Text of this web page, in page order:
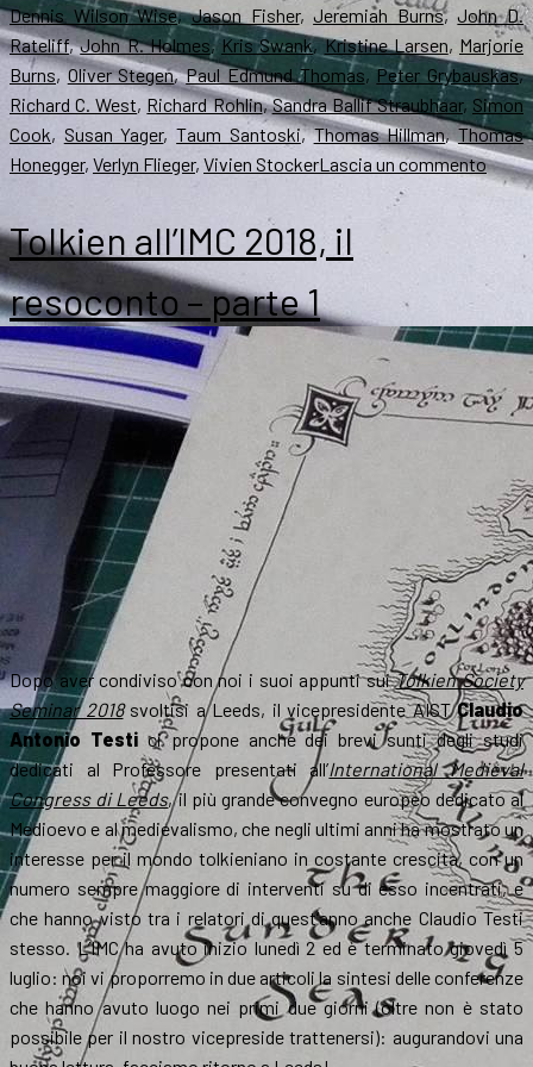
Dennis Wilson Wise,Jason Fisher,Jeremiah Burns,John D.
Rateliff,John R. Holmes, Kris Swank,Kristine Larsen, Marjorie
Burns,Oliver Stegen,Paul Edmund Thomas,Peter Grybauskas,
Richard C. West, Richard Rohlin,Sandra Ballif Straubhaar, Simon
Cook, Susan Yager,Taum Santoski,Thomas Hillman,Thomas
Honegger, Verlyn Flieger, Vivien StockerLascia un commentosu
saggi
Tolkien all’IMC 2018, il
resoconto – parte 1
Dopo aver condiviso con noi i suoi appunti suiTolkien Society
Seminar 2018svoltisi a Leeds, il vicepresidente AISTClaudio
Antonio Testici propone anche dei brevi sunti degli studi
dedicati al Professore presentati all’International Medieval
Congress di Leeds, il più grande convegno europeo dedicato al
Medioevo e al medievalismo, che negli ultimi anni ha mostrato un
interesse per il mondo tolkieniano in costante crescita, con un
numero sempre maggiore di interventi su di esso incentrati, e
che hanno visto tra i relatori di quest’anno anche Claudio Testi
stesso. L’IMC ha avuto inizio lunedì 2 ed è terminato giovedì 5
luglio: noi vi proporremo in due articoli la sintesi delle conferenze
che hanno avuto luogo nei primi due giorni (oltre non è stato
possibile per il nostro vicepreside trattenersi): augurandovi una